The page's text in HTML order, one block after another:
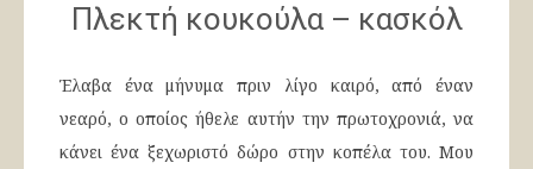
Πλεκτή κουκούλα – κασκόλ
Έλαβα ένα μήνυμα πριν λίγο καιρό, από έναν
νεαρό, ο οποίος ήθελε αυτήν την πρωτοχρονιά, να
κάνει ένα ξεχωριστό δώρο στην κοπέλα του. Μου